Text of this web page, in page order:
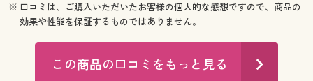
※ 口コミは、ご購入いただいたお客様の個人的な感想ですので、商品の
効果や性能を保証するものではありません。
この商品の口コミをもっと見る